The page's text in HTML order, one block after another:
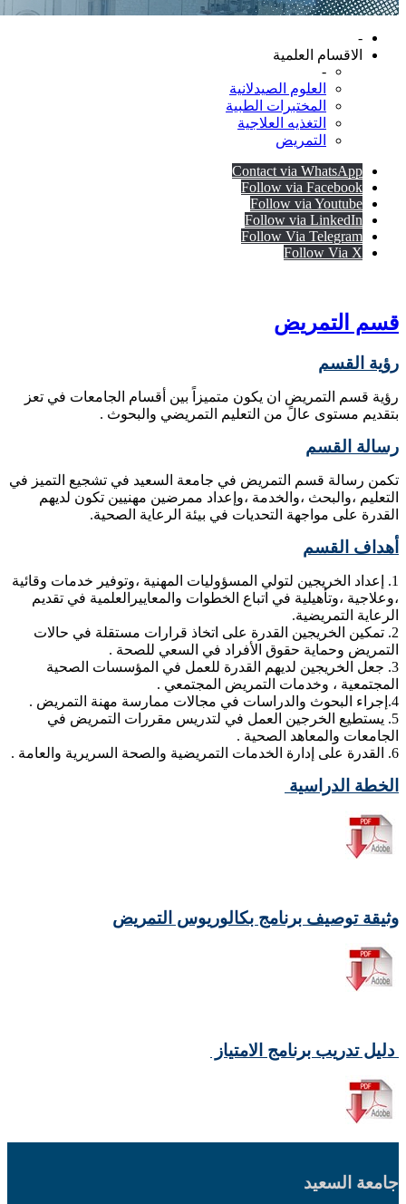
-
الاقسام العلمية
-
العلوم الصيدلانية
المختبرات الطبية
التغذيه العلاجية
التمريض
Contact via WhatsApp
Follow via Facebook
Follow via Youtube
Follow via LinkedIn
Follow Via Telegram
Follow Via X
قسم التمريض
رؤية القسم
رؤية قسم التمريض ان يكون متميزاً بين أقسام الجامعات في تعز
بتقديم مستوى عالً من التعليم التمريضي والبحوث .
رسالة القسم
تكمن رسالة قسم التمريض في جامعة السعيد في تشجيع التميز في
التعليم ،والبحث ،والخدمة ،وإعداد ممرضين مهنيين تكون لديهم
القدرة على مواجهة التحديات في بيئة الرعاية الصحية.
أهداف القسم
1. إعداد الخريجين لتولي المسؤوليات المهنية ،وتوفير خدمات وقائية
،وعلاجية ،وتأهيلية في اتباع الخطوات والمعاييرالعلمية في تقديم
الرعاية التمريضية.
2. تمكين الخريجين القدرة على اتخاذ قرارات مستقلة في حالات
التمريض وحماية حقوق الأفراد في السعي للصحة .
3. جعل الخريجين لديهم القدرة للعمل في المؤسسات الصحية
المجتمعية ، وخدمات التمريض المجتمعي .
4.إجراء البحوث والدراسات في مجالات ممارسة مهنة التمريض .
5. يستطيع الخرجين العمل في لتدريس مقررات التمريض في
الجامعات والمعاهد الصحية .
6. القدرة على إدارة الخدمات التمريضية والصحة السريرية والعامة .
الخطة الدراسية
وثيقة توصيف برنامج بكالوريوس التمريض
دليل تدريب برنامج الامتياز
جامعة السعيد